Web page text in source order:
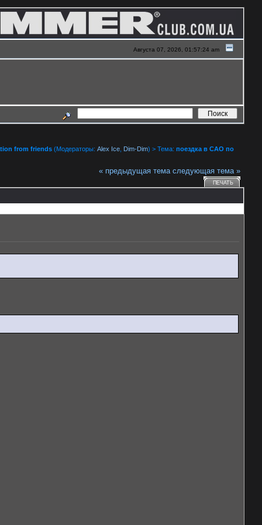
Августа 07, 2026, 01:57:24 am
from friends (Модераторы: Alex Ice Dim-Dim) > Тема: поездка в САО по
« предыдущая тема следующая тема »
ПЕЧАТЬ